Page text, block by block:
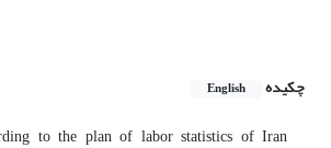
چکیده
English
to the plan of labor statistics of Iran